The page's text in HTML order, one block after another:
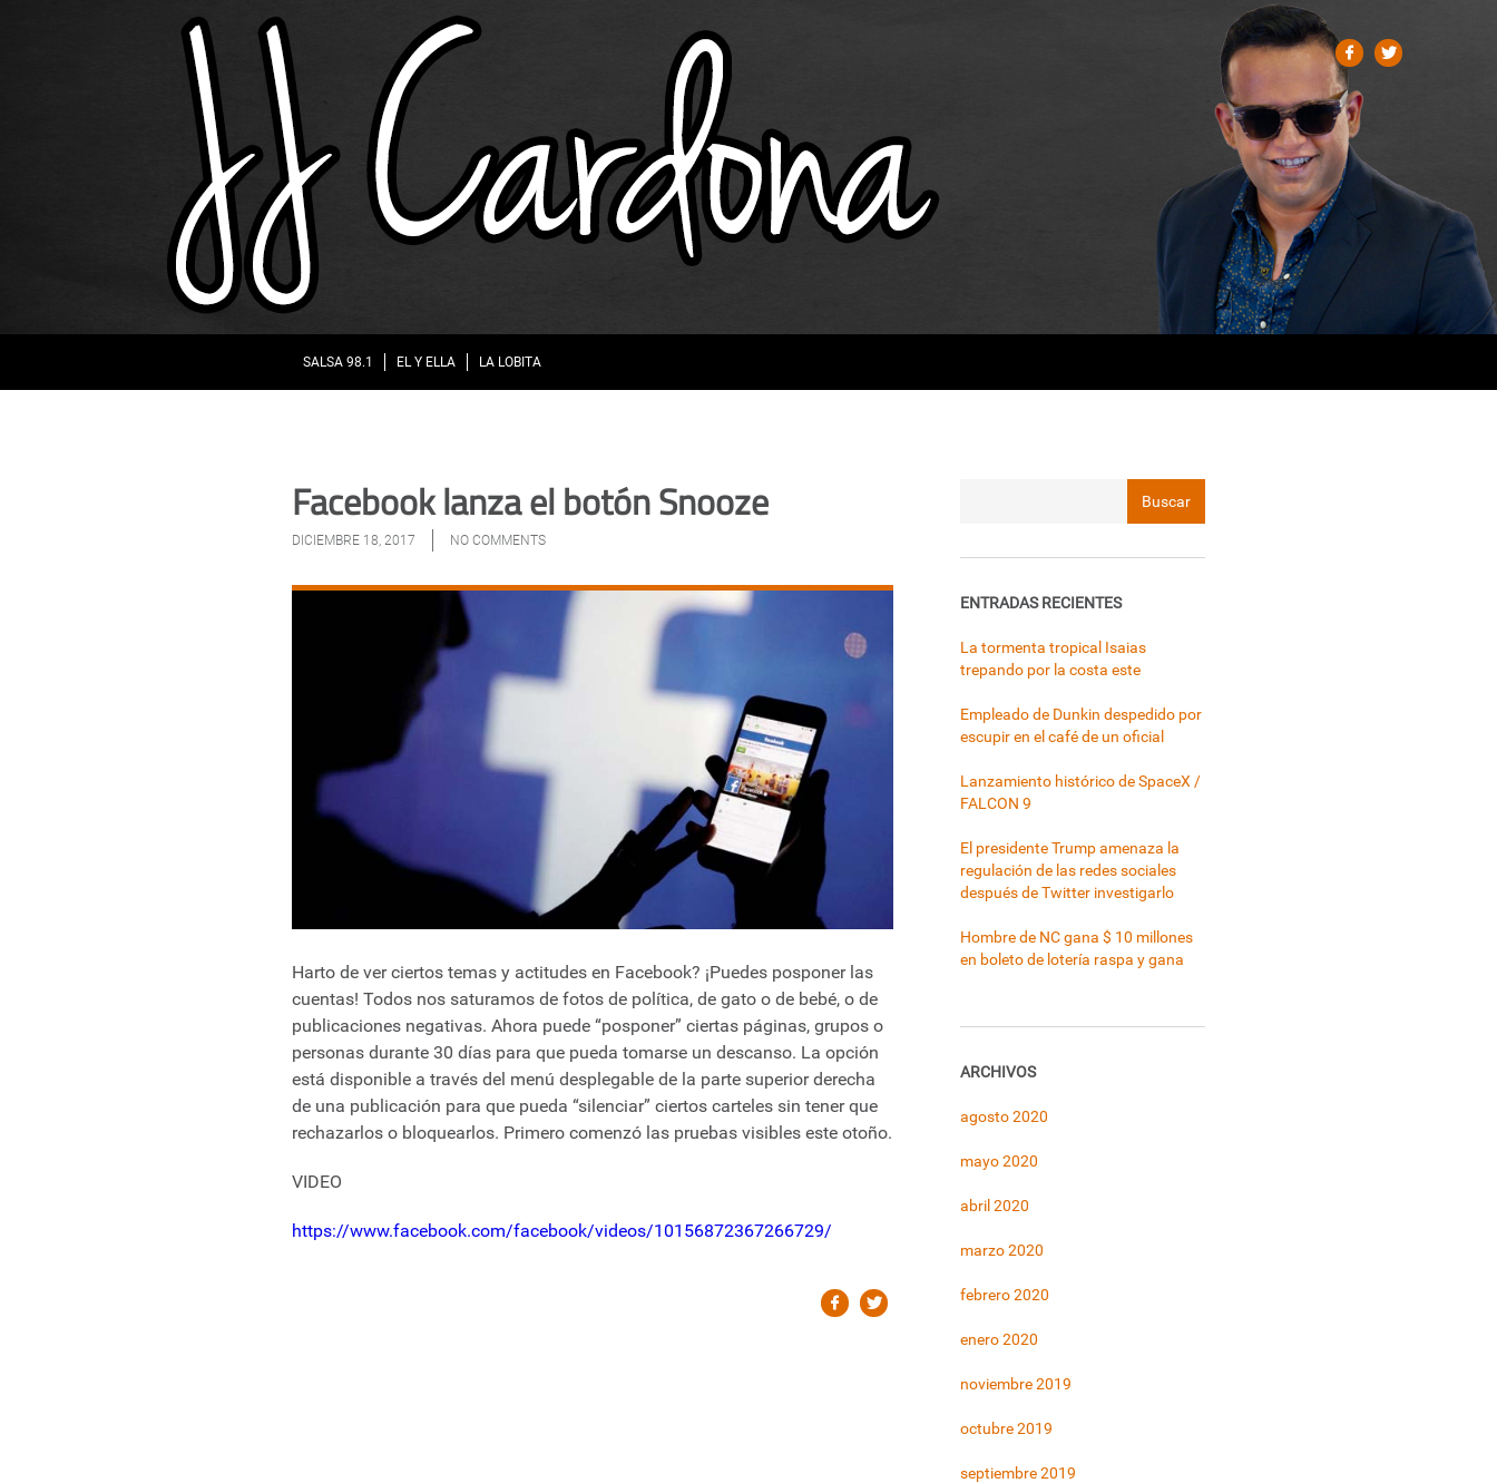
SALSA 98.1 EL Y ELLA LA LOBITA
Facebook lanza el botón Snooze
DICIEMBRE 18, 2017 NO COMMENTS
Harto de ver ciertos temas y actitudes en Facebook? ¡Puedes posponer las
cuentas! Todos nos saturamos de fotos de política, de gato o de bebé, o de
publicaciones negativas. Ahora puede “posponer” ciertas páginas, grupos o
personas durante 30 días para que pueda tomarse un descanso. La opción
está disponible a través del menú desplegable de la parte superior derecha
de una publicación para que pueda “silenciar” ciertos carteles sin tener que
rechazarlos o bloquearlos. Primero comenzó las pruebas visibles este otoño.
VIDEO
https://www.facebook.com/facebook/videos/10156872367266729/
ENTRADAS RECIENTES
La tormenta tropical Isaias
trepando por la costa este
Empleado de Dunkin despedido por
escupir en el café de un oficial
Lanzamiento histórico de SpaceX /
FALCON 9
El presidente Trump amenaza la
regulación de las redes sociales
después de Twitter investigarlo
Hombre de NC gana $ 10 millones
en boleto de lotería raspa y gana
ARCHIVOS
agosto 2020
mayo 2020
abril 2020
marzo 2020
febrero 2020
enero 2020
noviembre 2019
octubre 2019
septiembre 2019